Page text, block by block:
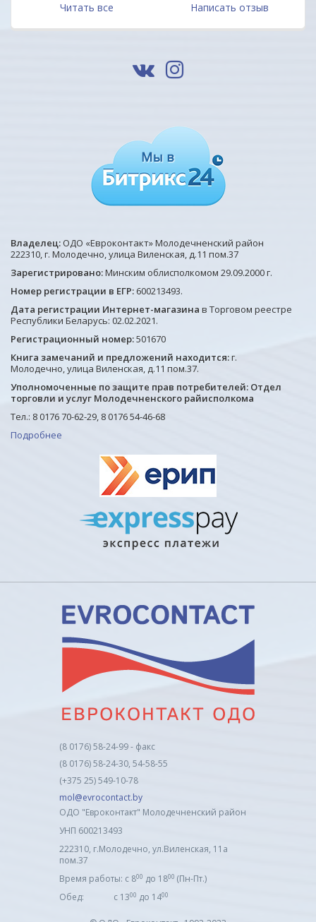
Читать все Написать отзыв
Владелец: ОДО «Евроконтакт» Молодечненский район
222310, г. Молодечно, улица Виленская, д.11 пом.37
Зарегистрировано:Минским облисполкомом 29.09.2000 г.
Номер регистрации в ЕГР: 600213493.
Дата регистрации Интернет-магазина в Торговом реестре
Республики Беларусь: 02.02.2021.
Регистрационный номер:501670
Книга замечаний и предложений находится:г.
Молодечно, улица Виленская, д.11 пом.37.
Уполномоченные по защите прав потребителей: Отдел
торговли и услуг Молодечненского райисполкома
Тел.: 8 0176 70-62-29, 8 0176 54-46-68
Подробнее
(8 0176) 58-24-99 - факс
(8 0176) 58-24-30, 54-58-55
(+375 25) 549-10-78
mol@evrocontact.by
ОДО "Евроконтакт" Молодечненский район
УНП 600213493
222310, г.Молодечно, ул.Виленская, 11а
пом.37
Время работы: с 800 до 1800 (Пн-Пт.)
Обед: с 1300 до 1400